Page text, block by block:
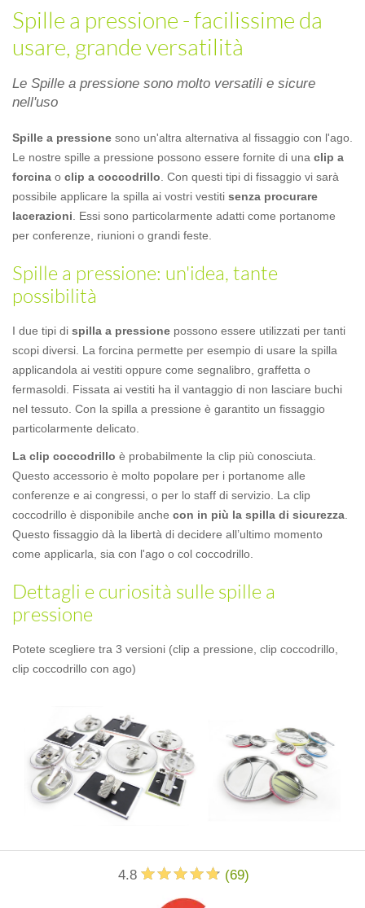
Spille a pressione - facilissime da
usare, grande versatilità
Le Spille a pressione sono molto versatili e sicure
nell'uso
Spille a pressione sono un'altra alternativa al fissaggio con l'ago.
Le nostre spille a pressione possono essere fornite di una clip a
forcina o clip a coccodrillo . Con questi tipi di fissaggio vi sarà
possibile applicare la spilla ai vostri vestiti senza procurare
lacerazioni . Essi sono particolarmente adatti come portanome
per conferenze, riunioni o grandi feste.
Spille a pressione: un'idea, tante
possibilità
I due tipi di spilla a pressione possono essere utilizzati per tanti
scopi diversi. La forcina permette per esempio di usare la spilla
applicandola ai vestiti oppure come segnalibro, graffetta o
fermasoldi. Fissata ai vestiti ha il vantaggio di non lasciare buchi
nel tessuto. Con la spilla a pressione è garantito un fissaggio
particolarmente delicato.
La clip coccodrillo è probabilmente la clip più conosciuta.
Questo accessorio è molto popolare per i portanome alle
conferenze e ai congressi, o per lo staff di servizio. La clip
coccodrillo è disponibile anche con in più la spilla di sicurezza
Questo fissaggio dà la libertà di decidere all’ultimo momento
come applicarla, sia con l'ago o col coccodrillo.
Dettagli e curiosità sulle spille a
pressione
Potete scegliere tra 3 versioni (clip a pressione, clip coccodrillo,
clip coccodrillo con ago)
4.8 (69)